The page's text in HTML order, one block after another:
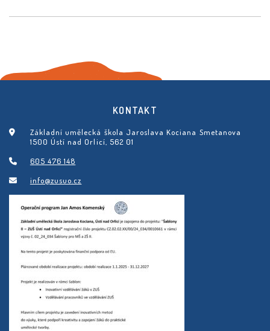
KONTAKT
Základní umělecká škola Jaroslava Kociana Smetanova
1500 Ústí nad Orlicí, 562 01
605 476 148
info@zusuo.cz